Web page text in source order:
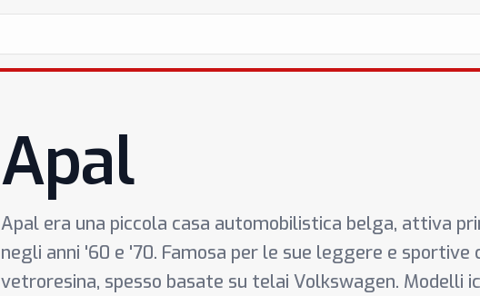
Apal
Apal era una piccola casa automobilistica belga, attiva
negli anni '60 e '70. Famosa per le sue leggere e sportive
vetroresina, spesso basate su telai Volkswagen. Modelli